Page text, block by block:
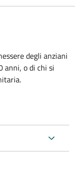
degli anziani
anni, o di chi si